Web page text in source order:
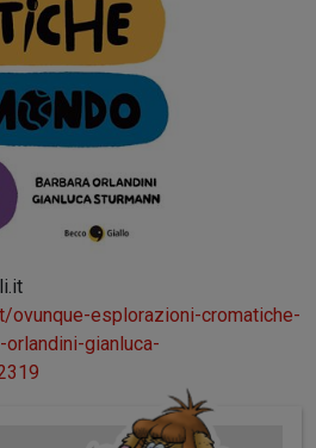
ovunque-esplorazioni-cromatiche-
gianluca-